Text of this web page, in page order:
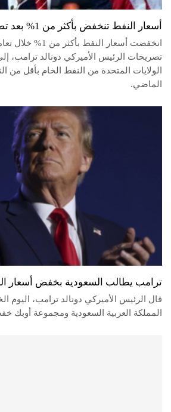
أسعار النفط تنخفض بأكثر من 1% بعد تصريحات ترامب
انخفضت أسعار النفط
تصريحات الرئيس الأميركي دونالد ترامب،
الولايات المتحدة من النفط الخام بأقل من
الماضي.
ترامب يطالب السعودية بخفض أسعار
قال الرئيس الأميركي دونالد ترامب،
المملكة العربية السعودية ومجموعة أوبك